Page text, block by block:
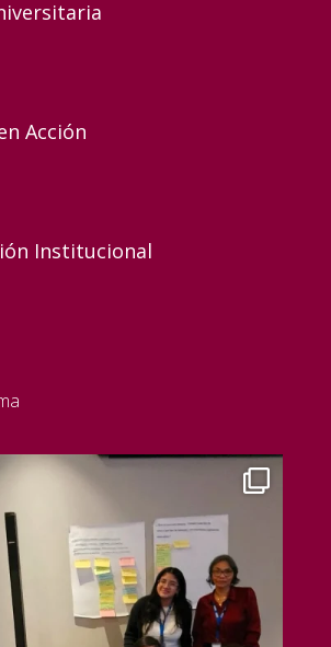
Acción
Institucional